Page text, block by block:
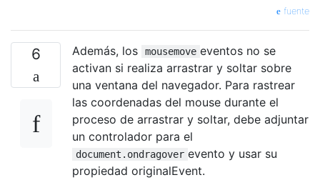
fuente
6 Además, los mousemove eventos no se
activan si realiza arrastrar y soltar sobre
una ventana del navegador. Para rastrear
las coordenadas del mouse durante el
proceso de arrastrar y soltar, debe adjuntar
un controlador para el
document.ondragover evento y usar su
propiedad originalEvent.